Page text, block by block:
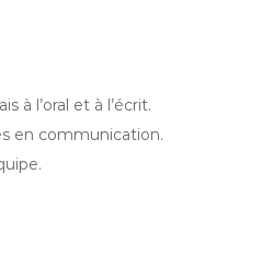
à l’oral et à l’écrit.
en communication.